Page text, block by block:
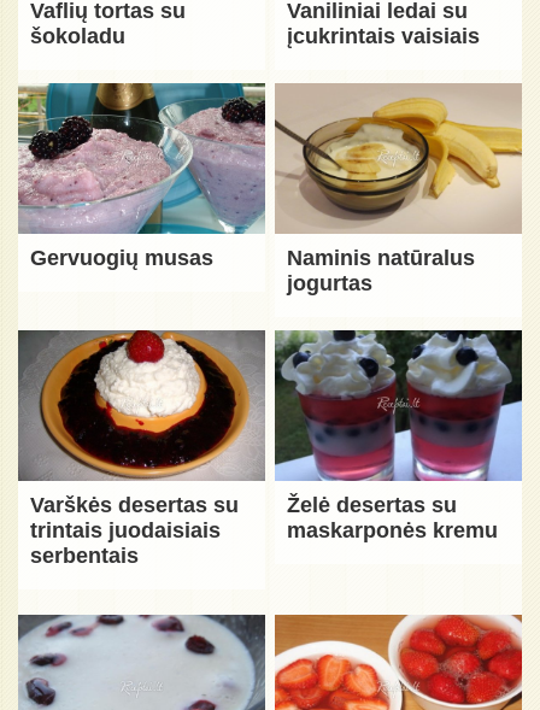
Vaflių tortas su
šokoladu
Vaniliniai ledai su
įcukrintais vaisiais
Gervuogių musas
Naminis natūralus
jogurtas
Varškės desertas su
trintais juodaisiais
serbentais
Želė desertas su
maskarponės kremu